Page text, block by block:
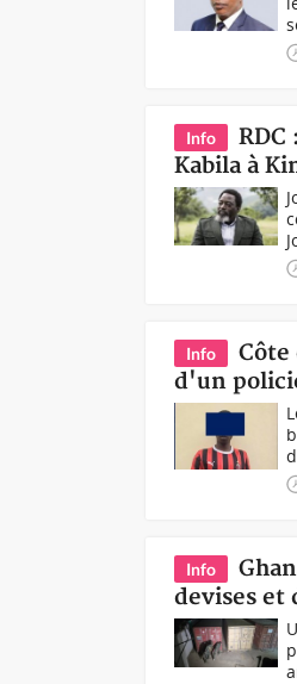
Info
Kabila à
Info
d'un
Info
devises et